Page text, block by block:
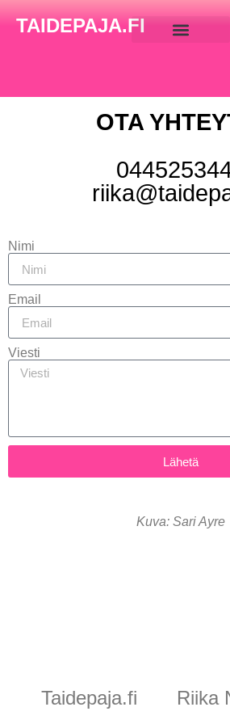
TAIDEPAJA.FI
OTA
Nimi
Email
Viesti
Lähetä
Kuva: Sari Ayre
Taidepaja.fi Riika